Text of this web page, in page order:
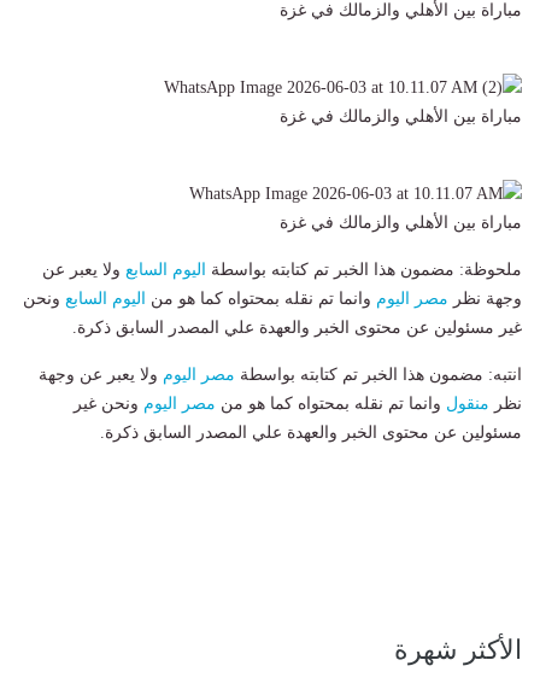
مباراة بين الأهلي والزمالك في غزة
مباراة بين الأهلي والزمالك في غزة
مباراة بين الأهلي والزمالك في غزة
ملحوظة: مضمون هذا الخبر تم كتابته بواسطة اليوم السابع ولا يعبر عن
وجهة نظر مصر اليوم وانما تم نقله بمحتواه كما هو من اليوم السابع ونحن
غير مسئولين عن محتوى الخبر والعهدة علي المصدر السابق ذكرة.
انتبه: مضمون هذا الخبر تم كتابته بواسطة مصر اليوم ولا يعبر عن وجهة
نظر منقول وانما تم نقله بمحتواه كما هو من مصر اليوم ونحن غير
مسئولين عن محتوى الخبر والعهدة علي المصدر السابق ذكرة.
الأكثر شهرة